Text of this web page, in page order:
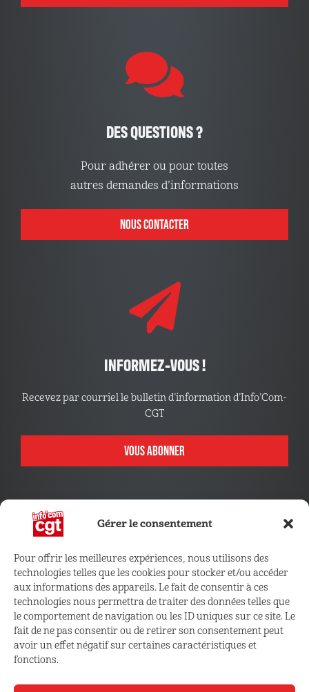
Gérer le consentement
Pour offrir les meilleures expériences, nous utilisons des
technologies telles que les cookies pour stocker et/ou accéder
aux informations des appareils. Le fait de consentir à ces
technologies nous permettra de traiter des données telles que
le comportement de navigation ou les ID uniques sur ce site. Le
fait de ne pas consentir ou de retirer son consentement peut
avoir un effet négatif sur certaines caractéristiques et
fonctions.
DES QUESTIONS ?
Pour adhérer ou pour toutes
autres demandes d’informations
NOUS CONTACTER
INFORMEZ-VOUS !
Recevez par courriel le bulletin d’information d’Info’Com-
CGT
VOUS ABONNER
CONNECTEZ VOUS !
Retrouvez les outils, infos et services qui vous sont
réservés